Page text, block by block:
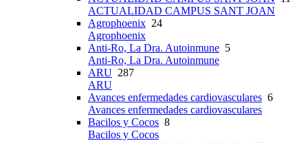
ACTUALIDAD CAMPUS SANT JOAN
Agrophoenix 24
Agrophoenix
Anti-Ro, La Dra. Autoinmune 5
Anti-Ro, La Dra. Autoinmune
ARU 287
ARU
Avances enfermedades cardiovasculares 6
Avances enfermedades cardiovasculares
Bacilos y Cocos 8
Bacilos y Cocos